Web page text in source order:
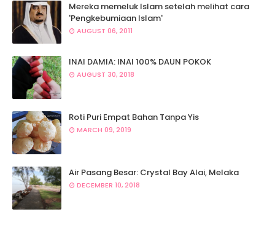
Mereka memeluk Islam setelah melihat cara
'Pengkebumiaan Islam'
AUGUST 06, 2011
INAI DAMIA: INAI 100% DAUN POKOK
AUGUST 30, 2018
Roti Puri Empat Bahan Tanpa Yis
MARCH 09, 2019
Air Pasang Besar: Crystal Bay Alai, Melaka
DECEMBER 10, 2018